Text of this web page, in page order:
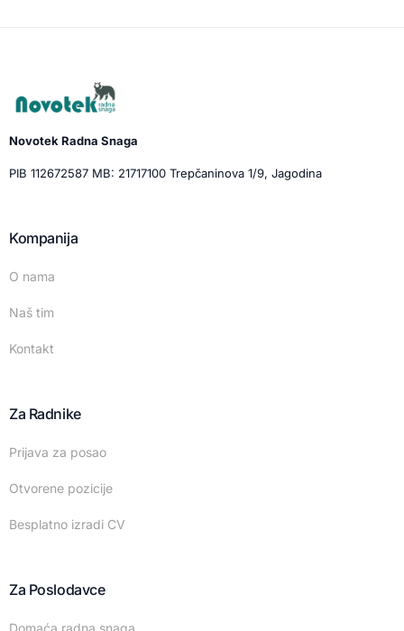
Novotek Radna Snaga
PIB 112672587 MB: 21717100 Trepčaninova 1/9, Jagodina
Kompanija
O nama
Naš tim
Kontakt
Za Radnike
Prijava za posao
Otvorene pozicije
Besplatno izradi CV
Za Poslodavce
Domaća radna snaga